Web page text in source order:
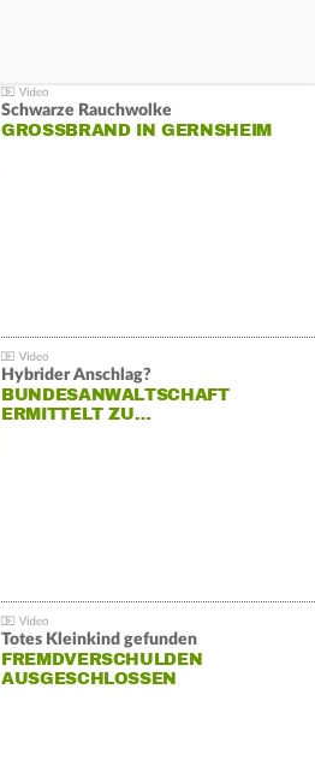
Schwarze Rauchwolke
GROSSBRAND IN GERNSHEIM
Hybrider Anschlag?
BUNDESANWALTSCHAFT
ERMITTELT ZU…
Totes Kleinkind gefunden
FREMDVERSCHULDEN
AUSGESCHLOSSEN